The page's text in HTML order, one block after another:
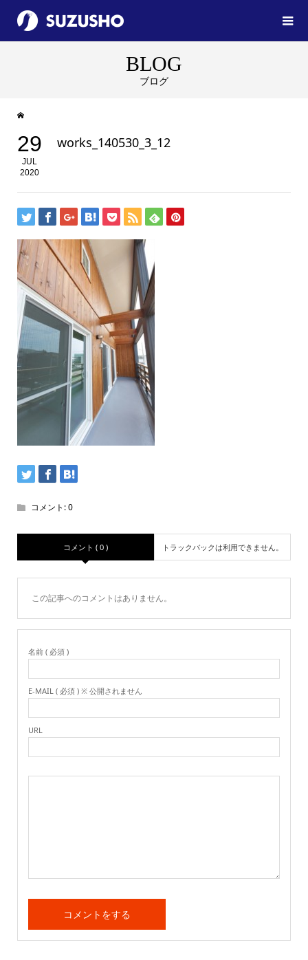
BLOG
ブログ
29
JUL
2020
works_140530_3_12
コメント:0
コメント ( 0 ) トラックバックは利用できません。
この記事へのコメントはありません。
名前 ( 必須 )
E-MAIL ( 必須 ) ※ 公開されません
URL